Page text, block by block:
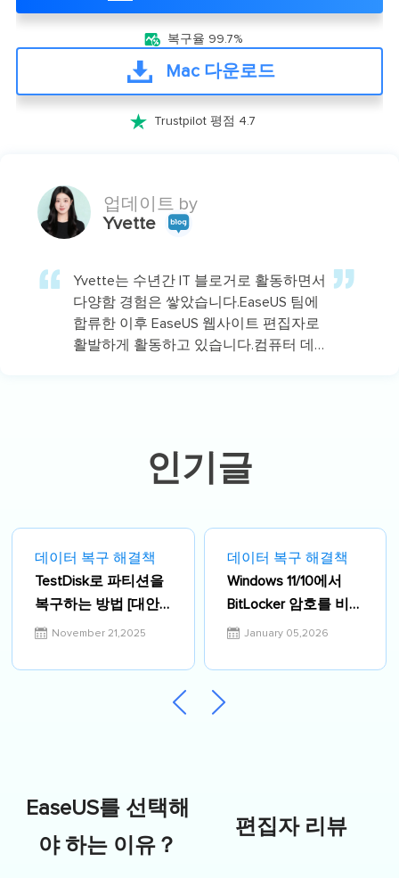
 복구율 99.7%
Mac 다운로드
 Trustpilot 평점 4.7
업데이트 by
Yvette
Yvette는 수년간 IT 블로거로 활동하면서
다양함 경험은 쌓았습니다.EaseUS 팀에
합류한 이후 EaseUS 웹사이트 편집자로
활발하게 활동하고 있습니다.컴퓨터 데
인기글
데이터 복구 해결책
TestDisk로 파티션을
복구하는 방법 [대안
포함]November 21,2025
데이터 복구 해결책
Windows 11/10에서
BitLocker 암호를 비활
성화하는 팁은? 6가
January 05,2026
EaseUS를 선택해
야 하는 이유？
편집자 리뷰